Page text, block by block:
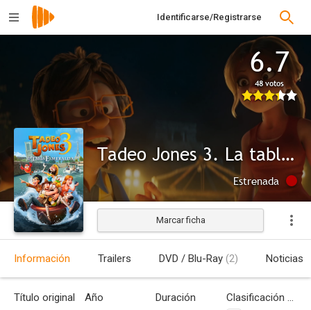
Identificarse/Registrarse
6.7
48 votos
Tadeo Jones 3. La tabla esmeralda
Estrenada
Marcar ficha
Información Trailers DVD / Blu-Ray (2) Noticias
Título original Año Duración Clasificación por edades